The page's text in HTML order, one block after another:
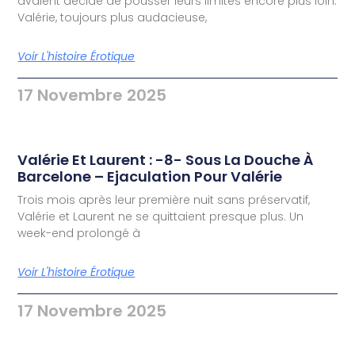
Valérie, toujours plus audacieuse,
Voir L'histoire Érotique
17 Novembre 2025
Valérie Et Laurent : -8- Sous La Douche À
Barcelone – Ejaculation Pour Valérie
Trois mois après leur première nuit sans préservatif,
Valérie et Laurent ne se quittaient presque plus. Un
week-end prolongé à
Voir L'histoire Érotique
17 Novembre 2025